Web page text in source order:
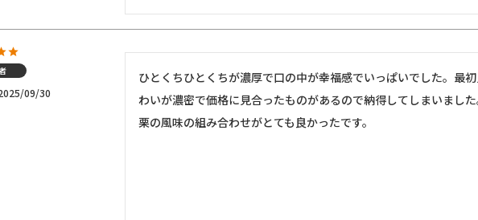
09/30
ひとくちひとくちが濃厚で口の中が幸福感でいっぱいでした。最
わいが濃密で価格に見合ったものがあるので納得してしまいまし
栗の風味の組み合わせがとても良かったです。